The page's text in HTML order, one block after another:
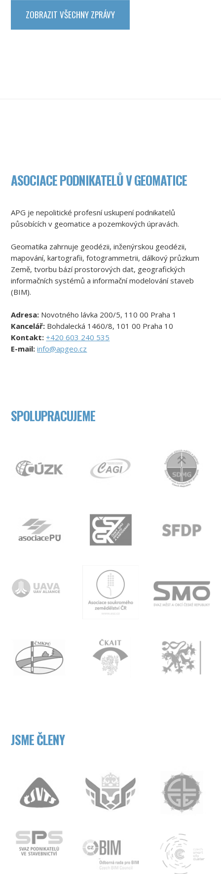
ZOBRAZIT VŠECHNY ZPRÁVY
ASOCIACE PODNIKATELŮ V GEOMATICE
APG je nepolitické profesní uskupení podnikatelů
působících v geomatice a pozemkových úpravách.
Geomatika zahrnuje geodézii, inženýrskou geodézii,
mapování, kartografii, fotogrammetrii, dálkový průzkum
Země, tvorbu bází prostorových dat, geografických
informačních systémů a informační modelování staveb
(BIM).
Adresa: Novotného lávka 200/5, 110 00 Praha 1
Kancelář: Bohdalecká 1460/8, 101 00 Praha 10
Kontakt: +420 603 240 535
E-mail:info@apgeo.cz
SPOLUPRACUJEME
JSME ČLENY